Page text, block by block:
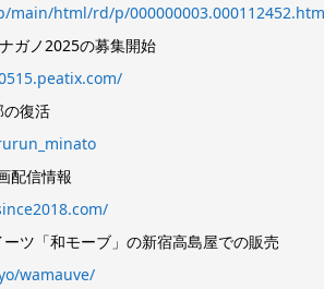
main/html/rd/p/
ガノ2025の募集開始
復活
配信情報
ツ「和モーブ」の新宿高島屋での販売
wamauve/